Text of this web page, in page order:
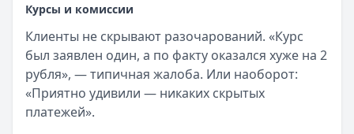
Курсы и комиссии
Клиенты не скрывают разочарований. «Курс
был заявлен один, а по факту оказался хуже на 2
рубля», — типичная жалоба. Или наоборот:
«Приятно удивили — никаких скрытых
платежей».